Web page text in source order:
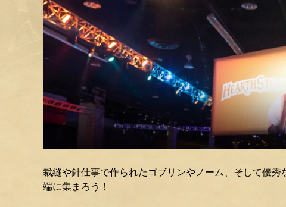
裁縫や針仕事で作られたゴブリンやノーム、そして優
端に集まろう！